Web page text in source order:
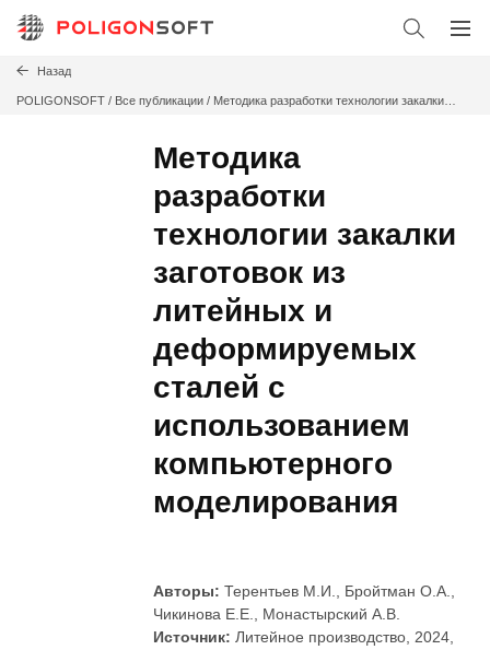
Назад
POLIGONSOFT / Все публикации / Методика разработки технологии закалки
Методика
разработки
технологии закалки
заготовок из
литейных и
деформируемых
сталей с
использованием
компьютерного
моделирования
Авторы: Терентьев М.И., Бройтман О.А.,
Чикинова Е.Е., Монастырский А.В.
Источник: Литейное производство, 2024,